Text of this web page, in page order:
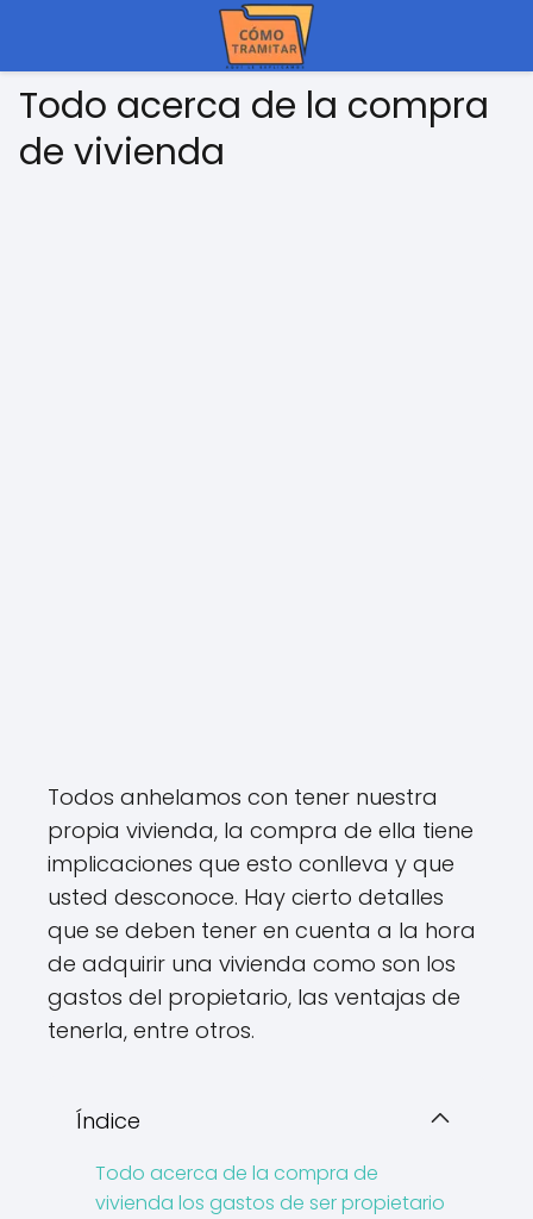
Todo acerca de la compra
de vivienda
Todos anhelamos con tener nuestra
propia vivienda, la compra de ella tiene
implicaciones que esto conlleva y que
usted desconoce. Hay cierto detalles
que se deben tener en cuenta a la hora
de adquirir una vivienda como son los
gastos del propietario, las ventajas de
tenerla, entre otros.
Índice
Todo acerca de la compra de
vivienda los gastos de ser propietario